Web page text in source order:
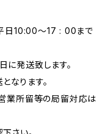
日10:00〜17 : 00まで
発送致します。
なります。
業所留等の局留対応は